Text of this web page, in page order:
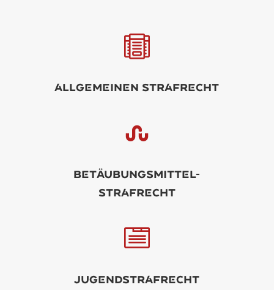

llgminN Strfrcht

Btäubungsmittl-
strfrcht

Jugndstrfrcht